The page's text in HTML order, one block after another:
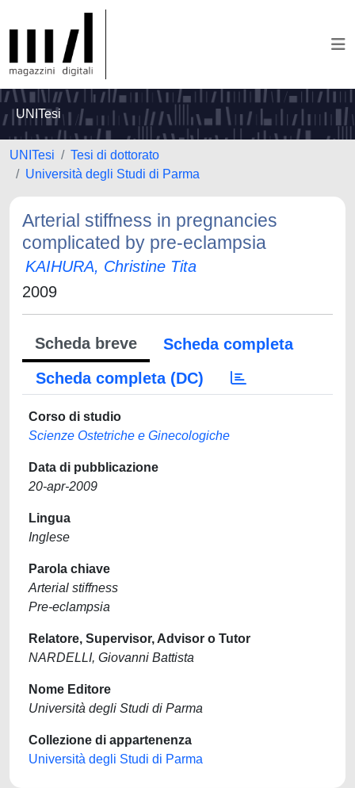
UNITesi
UNITesi
Tesi di dottorato
Università degli Studi di Parma
Arterial stiffness in pregnancies
complicated by pre-eclampsia
KAIHURA, Christine Tita
2009
Scheda breve
Scheda completa
Scheda completa (DC)
Corso di studio
Scienze Ostetriche e Ginecologiche
Data di pubblicazione
20-apr-2009
Lingua
Inglese
Parola chiave
Arterial stiffness
Pre-eclampsia
Relatore, Supervisor, Advisor o Tutor
NARDELLI, Giovanni Battista
Nome Editore
Università degli Studi di Parma
Collezione di appartenenza
Università degli Studi di Parma